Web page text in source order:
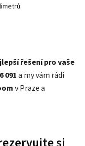
řešení pro vaše
091a my vám rádi
v Praze a